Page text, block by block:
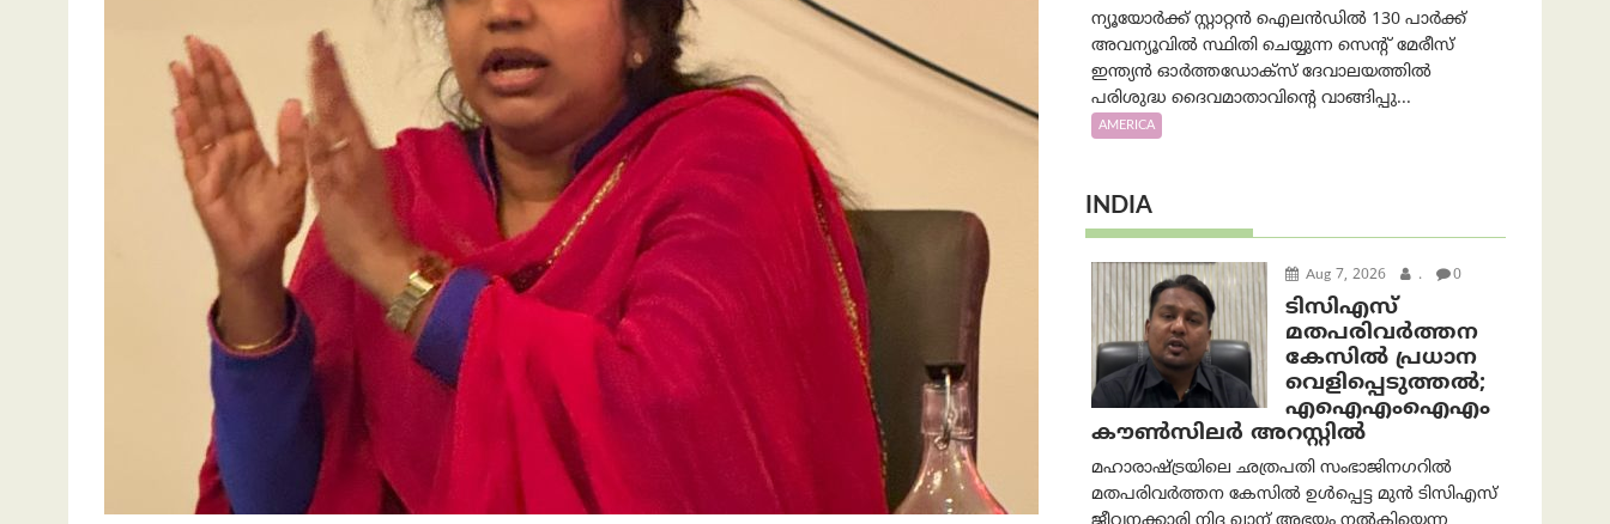
ന്യൂയോർക്ക് സ്റ്റാറ്റൻ ഐലൻഡിൽ 130 പാർക്ക്
അവന്യൂവിൽ സ്ഥിതി ചെയ്യുന്ന സെന്റ് മേരീസ്
ഇന്ത്യൻ ഓർത്തഡോക്സ് ദേവാലയത്തിൽ
പരിശുദ്ധ ദൈവമാതാവിന്റെ വാങ്ങിപ്പു...
AMERICA
INDIA
Aug 7, 2026 . 0
ടിസിഎസ്
മതപരിവർത്തന
കേസിൽ പ്രധാന
വെളിപ്പെടുത്തൽ;
എഐഎംഐഎം
കൗൺസിലർ അറസ്റ്റിൽ
മഹാരാഷ്ട്രയിലെ ഛത്രപതി സംഭാജിനഗറിൽ
മതപരിവർത്തന കേസിൽ ഉൾപ്പെട്ട മുൻ ടിസിഎസ്